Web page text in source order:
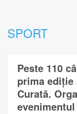
SPORT
Peste 110
prima ediție
Curată.